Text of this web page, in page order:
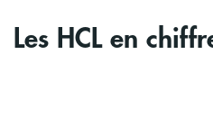
Les HCL en